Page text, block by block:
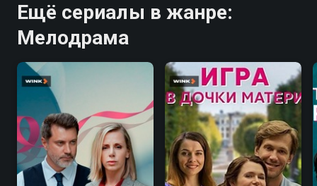
Ещё сериалы в жанре:
Мелодрама